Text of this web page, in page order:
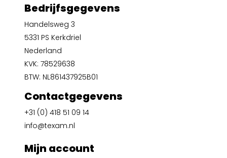
Bedrijfsgegevens
Handelsweg 3
5331 PS Kerkdriel
Nederland
KVK: 78529638
BTW: NL861437925B01
Contactgegevens
+31 (0) 418 51 09 14
info@texam.nl
Mijn account